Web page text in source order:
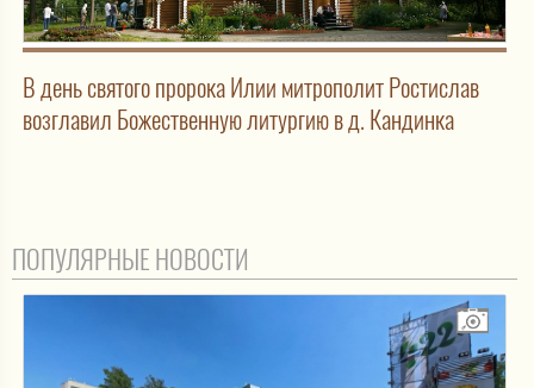
В день святого пророка Илии митрополит Ростислав
возглавил Божественную литургию в д. Кандинка
ПОПУЛЯРНЫЕ НОВОСТИ